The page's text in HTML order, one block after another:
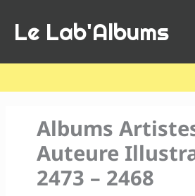
contenu
Le Lab'Albums
Albums
Auteure
2473 – 2468